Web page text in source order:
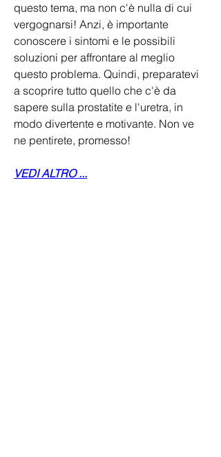
questo tema, ma non c'è nulla di cui
vergognarsi! Anzi, è importante
conoscere i sintomi e le possibili
soluzioni per affrontare al meglio
questo problema. Quindi, preparatevi
a scoprire tutto quello che c'è da
sapere sulla prostatite e l'uretra, in
modo divertente e motivante. Non ve
ne pentirete, promesso!
VEDI ALTRO ...